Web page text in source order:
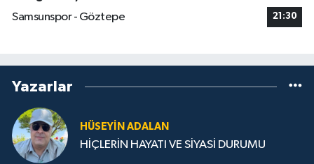
Samsunspor - Göztepe
21:30
Yazarlar
HÜSEYIN ADALAN
HİÇLERİN HAYATI VE SİYASİ DURUMU